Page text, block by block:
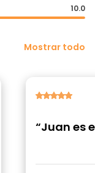
10.0
Mostrar todo
“Juan es